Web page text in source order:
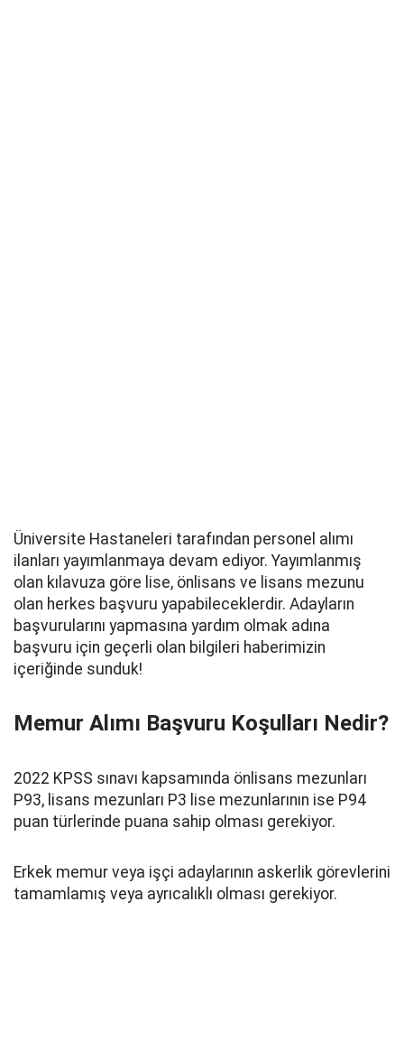
Üniversite Hastaneleri tarafından personel alımı
ilanları yayımlanmaya devam ediyor. Yayımlanmış
olan kılavuza göre lise, önlisans ve lisans mezunu
olan herkes başvuru yapabileceklerdir. Adayların
başvurularını yapmasına yardım olmak adına
başvuru için geçerli olan bilgileri haberimizin
içeriğinde sunduk!
Memur Alımı Başvuru Koşulları Nedir?
2022 KPSS sınavı kapsamında önlisans mezunları
P93, lisans mezunları P3 lise mezunlarının ise P94
puan türlerinde puana sahip olması gerekiyor.
Erkek memur veya işçi adaylarının askerlik görevlerini
tamamlamış veya ayrıcalıklı olması gerekiyor.